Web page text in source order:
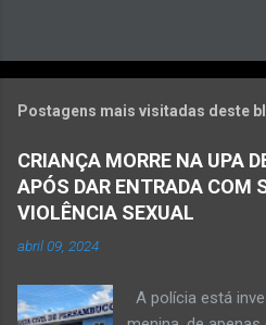
Postagens mais visitadas deste
CRIANÇA MORRE NA UPA
APÓS DAR ENTRADA COM
VIOLÊNCIA SEXUAL
abril 09, 2024
A polícia está